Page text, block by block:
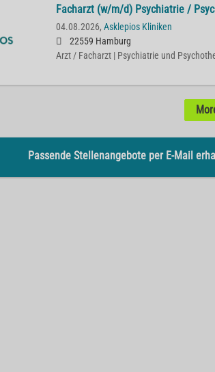
Facharzt (w/m/d) Psychiatrie /
04.08.2026, Asklepios Kliniken
22559 Hamburg
Arzt / Facharzt | Psychiatrie und
Passende Stellenangebote per E-Mail